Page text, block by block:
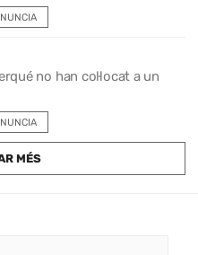
no han col·locat a un
MÉS